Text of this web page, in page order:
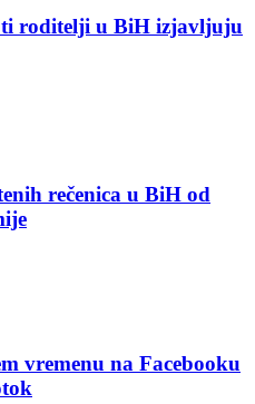
ti roditelji u BiH izjavljuju
rečenica u BiH od
vremenu na Facebooku